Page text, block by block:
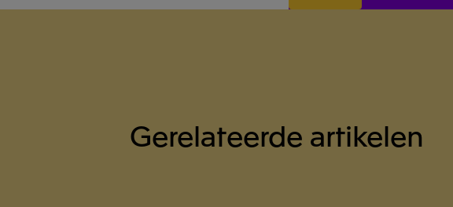
Gerelateerde artikelen